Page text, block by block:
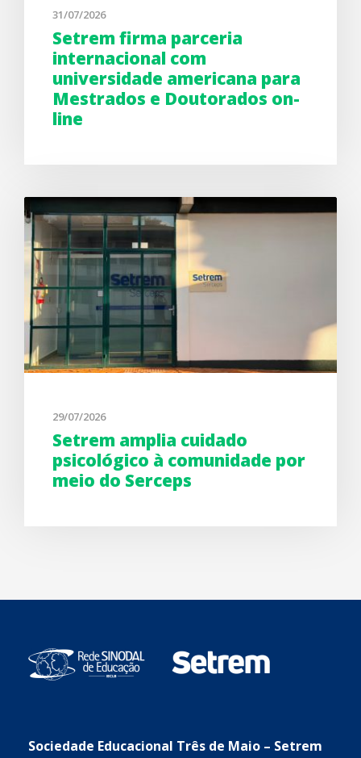
31/07/2026
Setrem firma parceria
internacional com
universidade americana para
Mestrados e Doutorados on-
line
29/07/2026
Setrem amplia cuidado
psicológico à comunidade por
meio do Serceps
Sociedade Educacional Três de Maio – Setrem